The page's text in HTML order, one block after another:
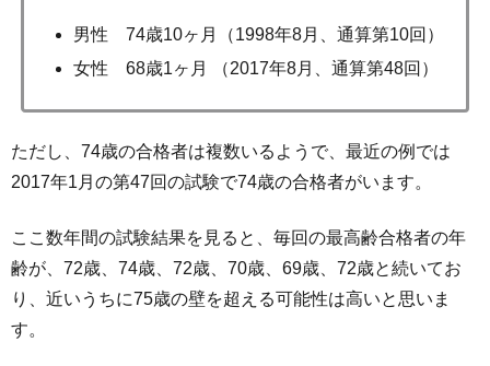
男性 74歳10ヶ月（1998年8月、通算第10回）
女性 68歳1ヶ月 （2017年8月、通算第48回）
ただし、74歳の合格者は複数いるようで、最近の例では
2017年1月の第47回の試験で74歳の合格者がいます。
ここ数年間の試験結果を見ると、毎回の最高齢合格者の年
齢が、72歳、74歳、72歳、70歳、69歳、72歳と続いてお
り、近いうちに75歳の壁を超える可能性は高いと思いま
す。